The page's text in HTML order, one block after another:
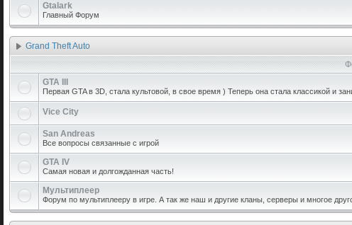
Gtalark
Главный Форум
Grand Theft Auto
GTA III
Первая GTA в 3D, стала культовой, в свое время ) Теперь она стала классикой и
Vice City
San Andreas
Все вопросы связанные с игрой
GTA IV
Самая новая и долгожданная часть!
Мультиплеер
Форум по мультиплееру в игре. А так же наш и другие кланы, серверы и многое